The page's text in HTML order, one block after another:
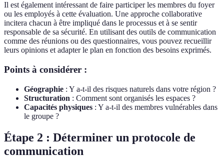
Il est également intéressant de faire participer les membres du foyer
ou les employés à cette évaluation. Une approche collaborative
incitera chacun à être impliqué dans le processus et à se sentir
responsable de sa sécurité. En utilisant des outils de communication
comme des réunions ou des questionnaires, vous pouvez recueillir
leurs opinions et adapter le plan en fonction des besoins exprimés.
Points à considérer :
Géographie : Y a-t-il des risques naturels dans votre région ?
Structuration : Comment sont organisés les espaces ?
Capacités physiques : Y a-t-il des membres vulnérables dans
le groupe ?
Étape 2 : Déterminer un protocole de
communication